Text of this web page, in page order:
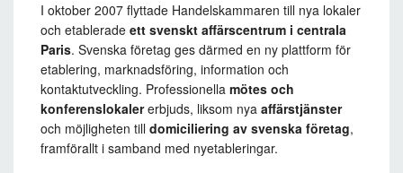
I oktober 2007 flyttade Handelskammaren till nya lokaler
och etablerade ett svenskt affärscentrum i centrala
Paris. Svenska företag ges därmed en ny plattform för
etablering, marknadsföring, information och
kontaktutveckling. Professionella mötes och
konferenslokalererbjuds, liksom nya affärstjänster
och möjligheten till domiciliering av svenska företag,
framförallt i samband med nyetableringar.